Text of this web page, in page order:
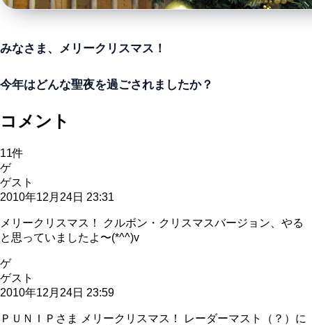
みなさま、メリークリスマス！
今年はどんな聖夜を過ごされましたか？
コメント
11件
ゲ
ゲスト
2010年12月24日 23:31
メリークリスマス！ クルボン・クリスマスバージョン、やる
と思っていましたよ〜(*^^)v
ゲ
ゲスト
2010年12月24日 23:59
ＰＵＮＩＰさま メリークリスマス！ レーダーマスト（？）に